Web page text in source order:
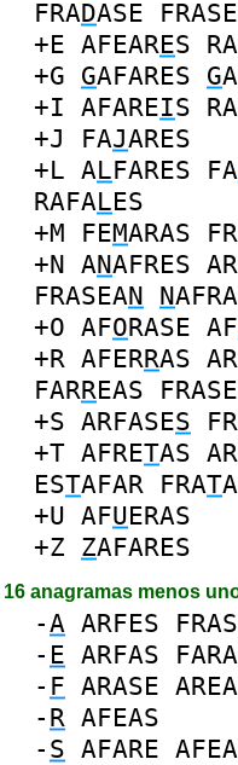
FRADASE
+E AFEARES
+G GAFARES G
+I AFAREIS
+J FAJARES
+L ALFARES FA
RAFALES
+M FEMARAS
+N ANAFRES
FRASEAN N
+O AFORASE AF
+R AFERRAS
FARREAS
+S ARFASES
+T AFRETAS
ESTAFAR FRAT
+U AFUERAS
+Z ZAFARES
16 anagramas menos
-A ARFES
- E ARFAS
- F ARASE
- R AFEAS
- S AFARE